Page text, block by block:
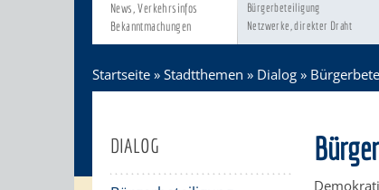
News, Verkehrsinfos
Bekanntmachungen
Bürgerbeteiligung
Netzwerke, direkter Draht
Startseite » Stadtthemen » Dialog »
DIALOG